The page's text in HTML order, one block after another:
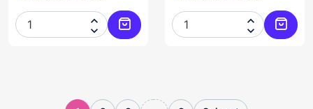


Ajouter au panier

